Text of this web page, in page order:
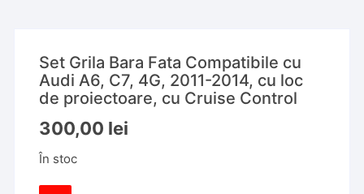
Set Grila Bara Fata Compatibile cu
Audi A6, C7, 4G, 2011-2014, cu loc
de proiectoare, cu Cruise Control
300,00 lei
În stoc